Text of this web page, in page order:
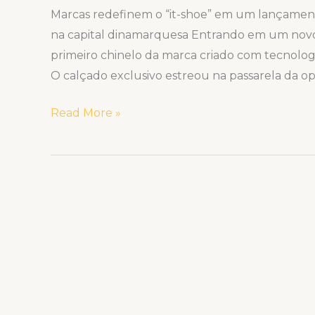
Marcas redefinem o “it-shoe” em um
na capital dinamarquesa Entrando em um
primeiro chinelo da marca criado com
O calçado exclusivo estreou na passarela da
Read More »